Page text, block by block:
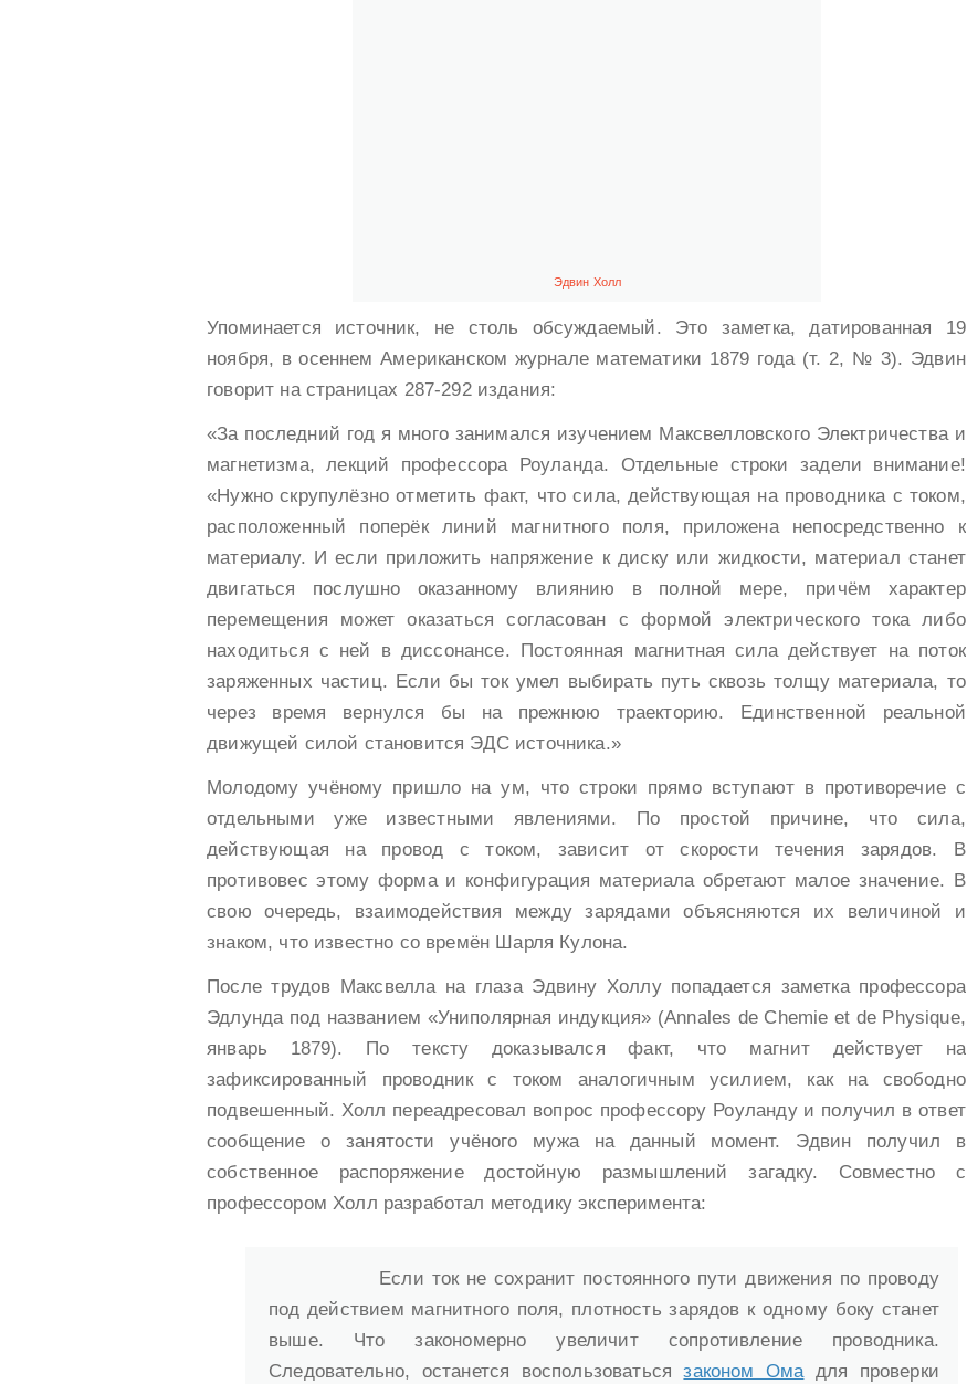
Эдвин Холл
Упоминается источник, не столь обсуждаемый. Это заметка, датированная 19
ноября, в осеннем Американском журнале математики 1879 года (т. 2, № 3). Эдвин
говорит на страницах 287-292 издания:
«За последний год я много занимался изучением Максвелловского Электричества и
магнетизма, лекций профессора Роуланда. Отдельные строки задели внимание!
«Нужно скрупулёзно отметить факт, что сила, действующая на проводника с током,
расположенный поперёк линий магнитного поля, приложена непосредственно к
материалу. И если приложить напряжение к диску или жидкости, материал станет
двигаться послушно оказанному влиянию в полной мере, причём характер
перемещения может оказаться согласован с формой электрического тока либо
находиться с ней в диссонансе. Постоянная магнитная сила действует на поток
заряженных частиц. Если бы ток умел выбирать путь сквозь толщу материала, то
через время вернулся бы на прежнюю траекторию. Единственной реальной
движущей силой становится ЭДС источника.»
Молодому учёному пришло на ум, что строки прямо вступают в противоречие с
отдельными уже известными явлениями. По простой причине, что сила,
действующая на провод с током, зависит от скорости течения зарядов. В
противовес этому форма и конфигурация материала обретают малое значение. В
свою очередь, взаимодействия между зарядами объясняются их величиной и
знаком, что известно со времён Шарля Кулона.
После трудов Максвелла на глаза Эдвину Холлу попадается заметка профессора
Эдлунда под названием «Униполярная индукция» (Annales de Chemie et de Physique,
январь 1879). По тексту доказывался факт, что магнит действует на
зафиксированный проводник с током аналогичным усилием, как на свободно
подвешенный. Холл переадресовал вопрос профессору Роуланду и получил в ответ
сообщение о занятости учёного мужа на данный момент. Эдвин получил в
собственное распоряжение достойную размышлений загадку. Совместно с
профессором Холл разработал методику эксперимента:
Если ток не сохранит постоянного пути движения по проводу
под действием магнитного поля, плотность зарядов к одному боку станет
выше. Что закономерно увеличит сопротивление проводника.
Следовательно, останется воспользоватьсязаконом Омадля проверки